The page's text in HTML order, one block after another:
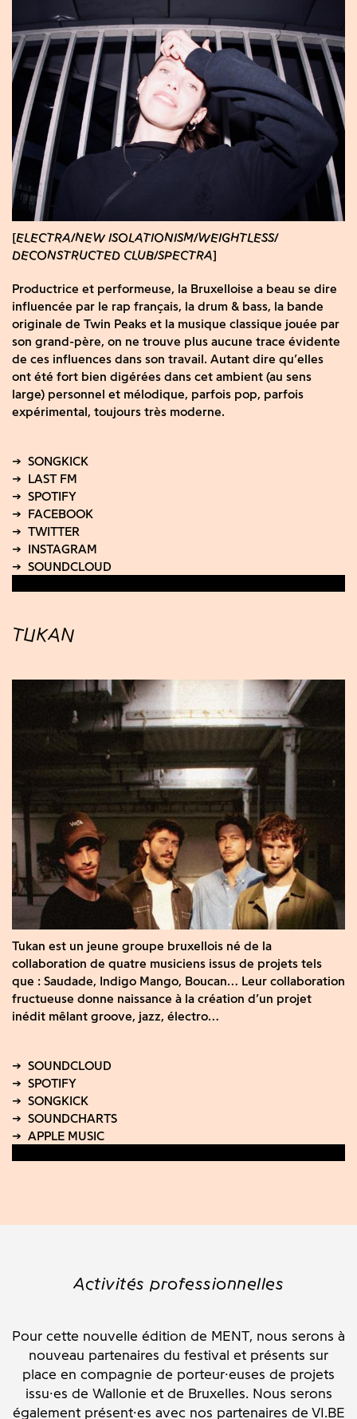
ELECTRA NEW ISOLATIONISM WEIGHTLESS
DECONSTRUCTED CLUB SPECTRA
Productrice et performeuse, la Bruxelloise a beau se dire
influencée par le rap français, la drum & bass, la bande
originale de Twin Peaks et la musique classique jouée par
son grand-père, on ne trouve plus aucune trace évidente
de ces influences dans son travail. Autant dire qu’elles
ont été fort bien digérées dans cet ambient (au sens
large) personnel et mélodique, parfois pop, parfois
expérimental, toujours très moderne.
TUKAN
Tukan est un jeune groupe bruxellois né de la
collaboration de quatre musiciens issus de projets tels
que : Saudade, Indigo Mango, Boucan… Leur collaboration
fructueuse donne naissance à la création d’un projet
inédit mêlant groove, jazz, électro…
Activités professionnelles
Pour cette nouvelle édition de MENT, nous serons à
nouveau partenaires du festival et présents sur
place en compagnie de porteur·euses de projets
issu·es de Wallonie et de Bruxelles. Nous serons
également présent·es avec nos partenaires de VI.BE